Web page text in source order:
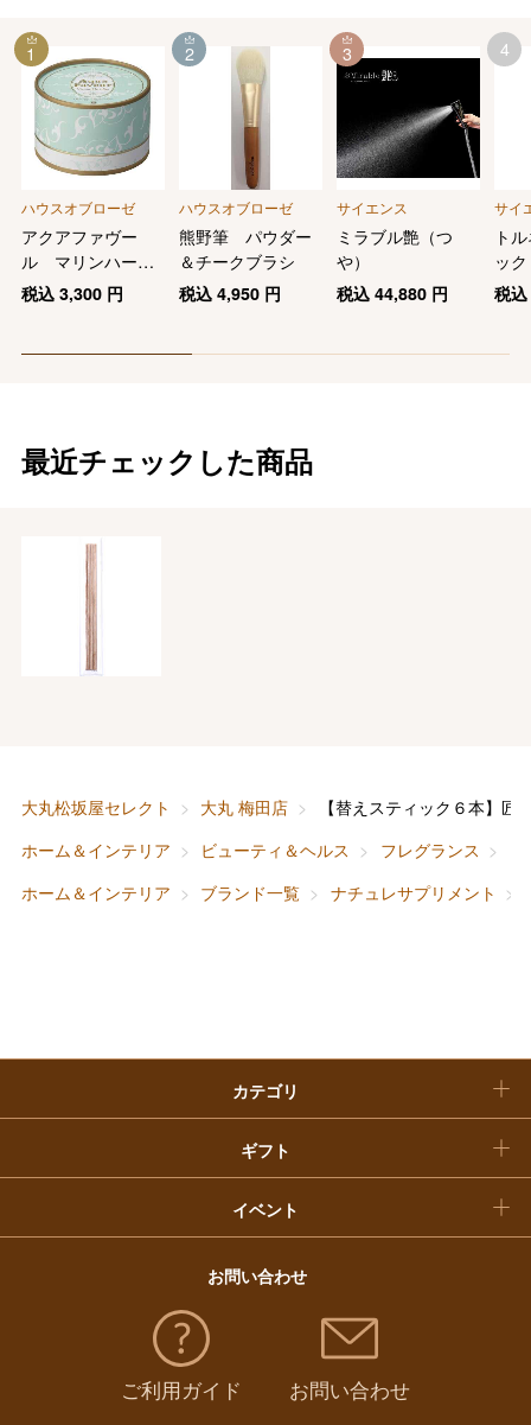
ハウスオブローゼ
アクアファヴー
ル マリンハーブ
スパ ボディパウ
ダー
税込 3,300円
1
ハウスオブローゼ
熊野筆 パウダー
＆チークブラシ
税込4,950 円
2
サイエンス
ミラブル艶（つ
や）
税込44,880 円
3
サイ
ト
ック
税
4
最近チェックした商品
大丸松坂屋セレクト 大丸 梅田店
【替えスティック６本】
ホーム＆インテリア
ビューティ＆ヘルス フレグランス
ホーム＆インテリア
ブランド一覧 ナチュレサプリメント
カテゴリ
ベビー＆キッズ
ギフト
お香典返し
快気祝い
イベント
お中元
敬老の日
福袋
お問い合わせ
ご利用ガイド お問い合わせ